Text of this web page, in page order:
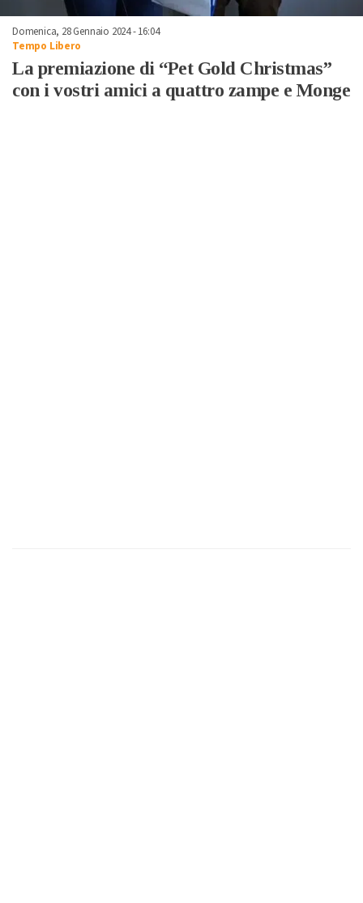
Domenica, 28 Gennaio 2024 - 16:04
Tempo Libero
La premiazione di “Pet Gold Christmas”
con i vostri amici a quattro zampe e Monge